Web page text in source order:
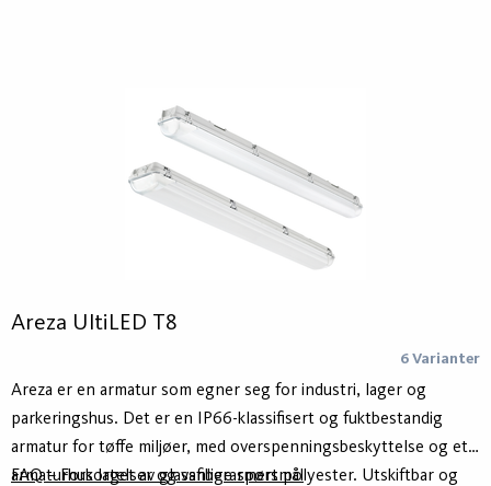
Areza UltiLED T8
6 Varianter
Areza er en armatur som egner seg for industri, lager og
parkeringshus. Det er en IP66-klassifisert og fuktbestandig
armatur for tøffe miljøer, med overspenningsbeskyttelse og et
armaturhus laget av glassfiberarmert polyester. Utskiftbar og
FAQ – Forkortelser og vanlige spørsmål